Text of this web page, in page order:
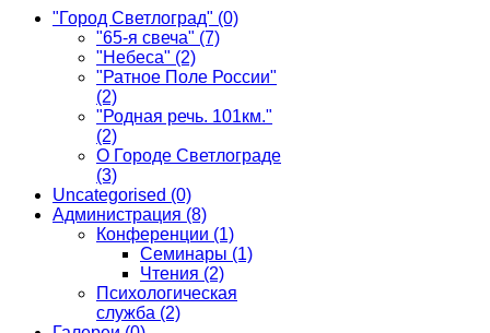
"Город Светлоград" (0)
"65-я свеча" (7)
"Небеса" (2)
"Ратное Поле России"
(2)
"Родная речь. 101км."
(2)
О Городе Светлограде
(3)
Uncategorised (0)
Администрация (8)
Конференции (1)
Семинары (1)
Чтения (2)
Психологическая
служба (2)